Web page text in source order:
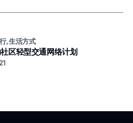
, 生活方式
区轻型交通网络计划